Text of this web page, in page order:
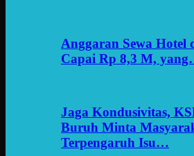
Anggaran Sewa Hotel
Capai Rp 8,3 M,
Jaga Kondusivitas,
Buruh Minta
Terpengaruh Isu…